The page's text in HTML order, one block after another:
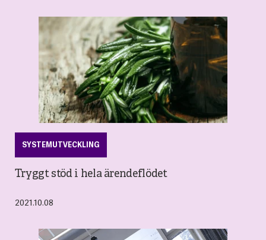
SYSTEMUTVECKLING
Tryggt stöd i hela ärendeflödet
2021.10.08